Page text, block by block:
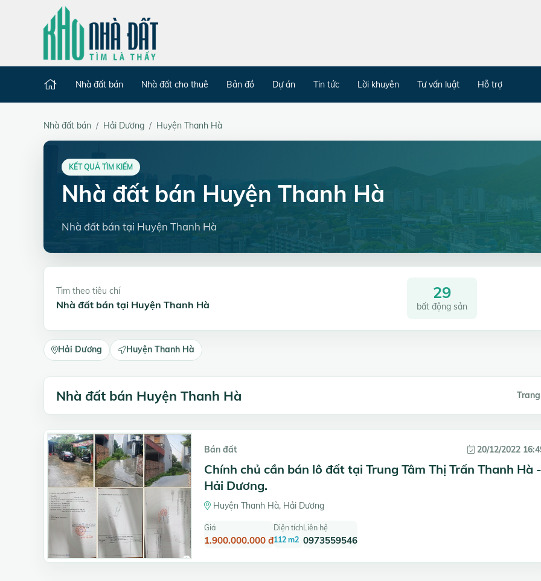
Nhà đất bán Nhà đất cho thuê Bản đồ Dự án Tin tức Lời khuyên Tư vấn luật Hỗ trợ
Nhà đất bán Hải Dương Huyện Thanh Hà
KẾT QUẢ TÌM KIẾM
Nhà đất bán Huyện Thanh Hà
Nhà đất bán tại Huyện Thanh Hà
Tìm theo tiêu chí
Nhà đất bán tại Huyện Thanh Hà
29
bất động sản
Hải Dương Huyện Thanh Hà
Nhà đất bán Huyện Thanh Hà
Bán đất 20/12/2022
Chính chủ cần bán lô đất tại Trung Tâm Thị Trấn Thanh Hà -
Hải Dương.
Huyện Thanh Hà, Hải Dương
Giá
1.900.000.000 đ
Diện tích
112 m2
Liên hệ
0973559546